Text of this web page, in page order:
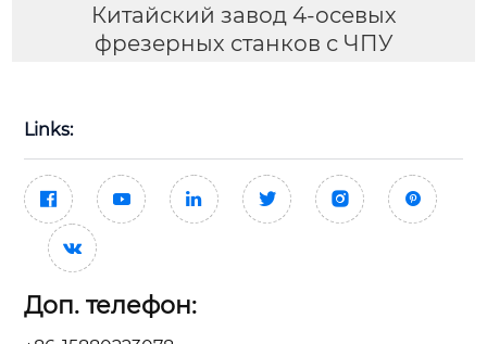
Китайский завод 4-осевых
фрезерных станков с ЧПУ
Links:
     

Доп. телефон: